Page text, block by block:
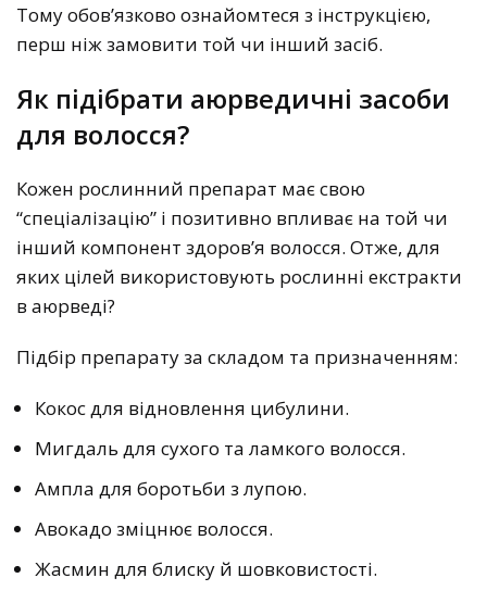
Тому обов’язково ознайомтеся з інструкцією,
перш ніж замовити той чи інший засіб.
Як підібрати аюрведичні засоби
для волосся?
Кожен рослинний препарат має свою
“спеціалізацію” і позитивно впливає на той чи
інший компонент здоров’я волосся. Отже, для
яких цілей використовують рослинні екстракти
в аюрведі?
Підбір препарату за складом та призначенням:
Кокос для відновлення цибулини.
Мигдаль для сухого та ламкого волосся.
Ампла для боротьби з лупою.
Авокадо зміцнює волосся.
Жасмин для блиску й шовковистості.